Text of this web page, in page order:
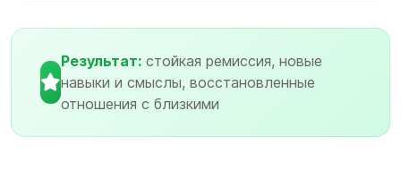
Результат: стойкая ремиссия, новые
навыки и смыслы, восстановленные
отношения с близкими